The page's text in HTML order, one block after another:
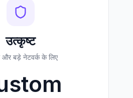
उत्कृष्ट
और बड़े नेटवर्क के लिए